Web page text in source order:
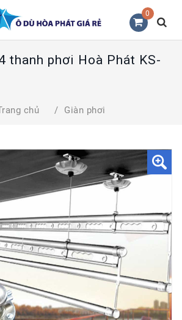
0
thanh phơi Hoà Phát KS-
chủ / Giàn phơi